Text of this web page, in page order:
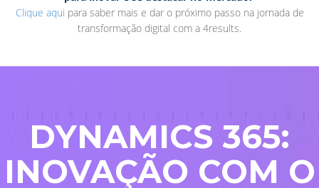
Clique aqui para saber mais e dar o próximo passo na jornada de
transformação digital com a 4results.
DYNAMICS 365:
INOVAÇÃO COM O